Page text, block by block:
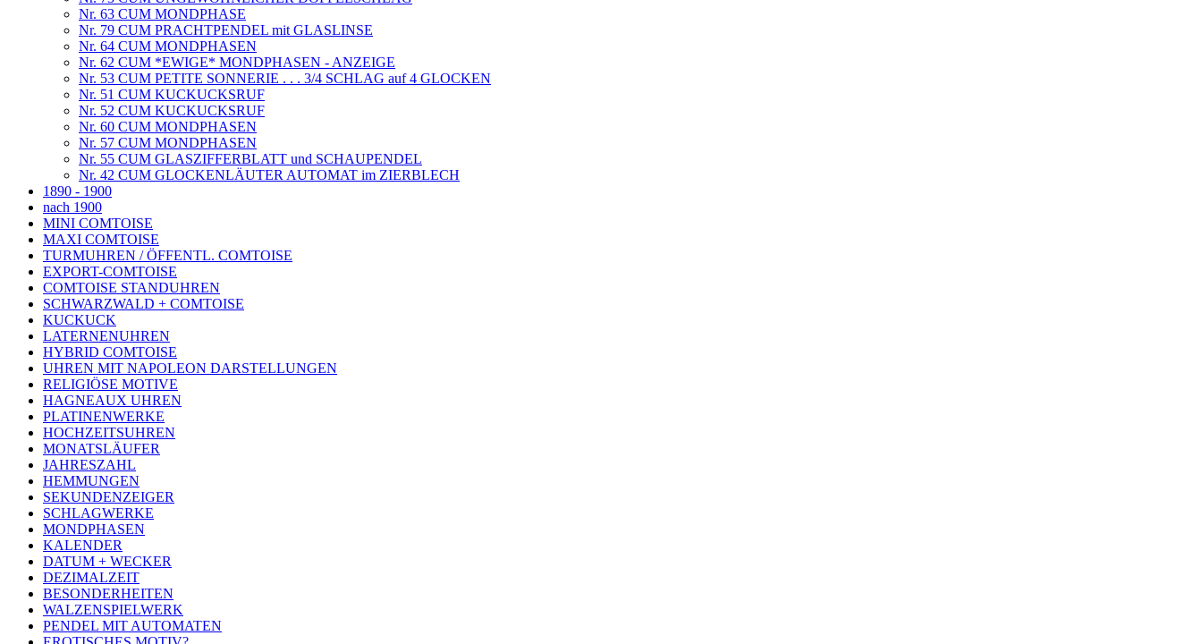
Nr. 63 CUM MONDPHASE
Nr. 79 CUM PRACHTPENDEL mit GLASLINSE
Nr. 64 CUM MONDPHASEN
Nr. 62 CUM *EWIGE* MONDPHASEN - ANZEIGE
Nr. 53 CUM PETITE SONNERIE . . . 3/4 SCHLAG auf 4 GLOCKEN
Nr. 51 CUM KUCKUCKSRUF
Nr. 52 CUM KUCKUCKSRUF
Nr. 60 CUM MONDPHASEN
Nr. 57 CUM MONDPHASEN
Nr. 55 CUM GLASZIFFERBLATT und SCHAUPENDEL
Nr. 42 CUM GLOCKENLÄUTER AUTOMAT im ZIERBLECH
1890 - 1900
nach 1900
MINI COMTOISE
MAXI COMTOISE
TURMUHREN / ÖFFENTL. COMTOISE
EXPORT-COMTOISE
COMTOISE STANDUHREN
SCHWARZWALD + COMTOISE
KUCKUCK
LATERNENUHREN
HYBRID COMTOISE
UHREN MIT NAPOLEON DARSTELLUNGEN
RELIGIÖSE MOTIVE
HAGNEAUX UHREN
PLATINENWERKE
HOCHZEITSUHREN
MONATSLÄUFER
JAHRESZAHL
HEMMUNGEN
SEKUNDENZEIGER
SCHLAGWERKE
MONDPHASEN
KALENDER
DATUM + WECKER
DEZIMALZEIT
BESONDERHEITEN
WALZENSPIELWERK
PENDEL MIT AUTOMATEN